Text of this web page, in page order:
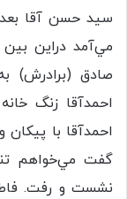
سيد حسن آقا
مي‌آمد دراين
احمدآقا با
گفت مي‌خواهم
نشست و رفت.